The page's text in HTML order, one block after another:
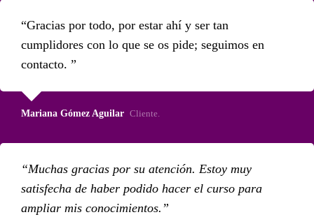
Gracias por todo, por estar ahí y ser tan
cumplidores con lo que se os pide; seguimos en
contacto.
Mariana Gómez Aguilar Cliente.
Muchas gracias por su atención. Estoy muy
satisfecha de haber podido hacer el curso para
ampliar mis conocimientos.